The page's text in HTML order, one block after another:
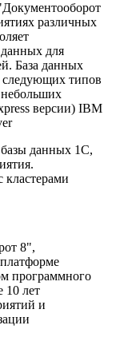
различных
для
База данных
следующих типов
версии) IBM
данных 1С,
кластерами
8",
программного
10 лет
и